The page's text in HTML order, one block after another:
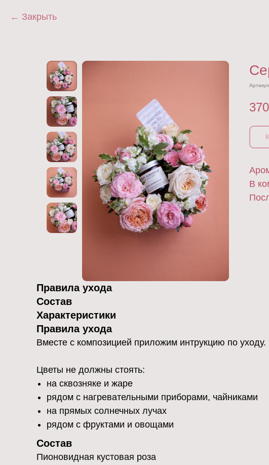
Закрыть
В
Правила ухода
Состав
Характеристики
Правила ухода
Вместе с композицией приложим интрукцию по
Цветы не должны стоять:
на сквозняке и жаре
рядом с нагревательными приборами, чайниками
на прямых солнечных лучах
рядом с фруктами и овощами
Состав
Пионовидная кустовая роза